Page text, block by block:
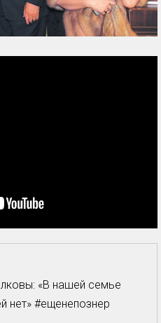
«В нашей семье
нет» #ещенепознер